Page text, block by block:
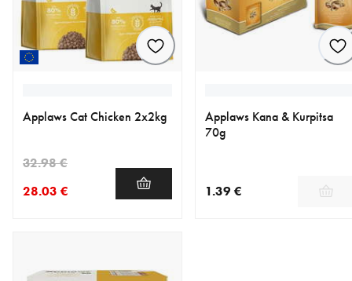
Applaws Cat Chicken 2x2kg
28.03 €
32.98 €
Applaws Kana & Kurpitsa
70g
1.39 €